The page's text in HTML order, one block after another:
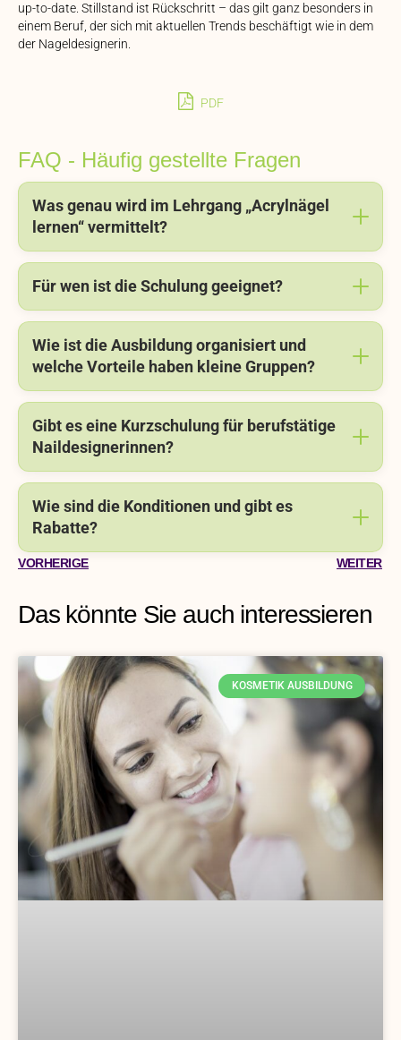
up-to-date. Stillstand ist Rückschritt – das gilt ganz besonders in
einem Beruf, der sich mit aktuellen Trends beschäftigt wie in dem
der Nageldesignerin.
PDF
FAQ - Häufig gestellte Fragen
Was genau wird im Lehrgang „Acrylnägel
lernen“ vermittelt?
Für wen ist die Schulung geeignet?
Wie ist die Ausbildung organisiert und
welche Vorteile haben kleine Gruppen?
Gibt es eine Kurzschulung für berufstätige
Naildesignerinnen?
Wie sind die Konditionen und gibt es
Rabatte?
VORHERIGE WEITER
Das könnte Sie auch interessieren
KOSMETIK AUSBILDUNG